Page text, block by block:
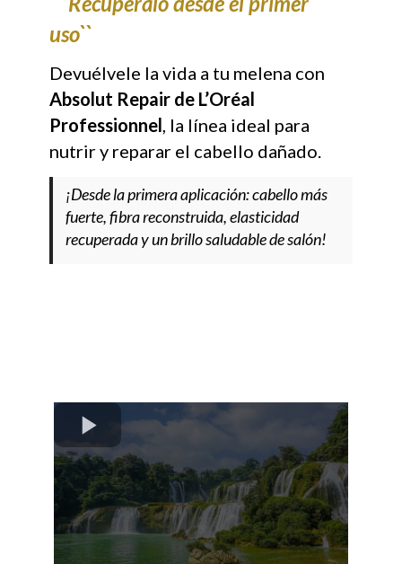
uso``
Devuélvele la vida a tu melena con
Absolut Repair de L’Oréal
Professionnel, la línea ideal para
nutrir y reparar el cabello dañado.
¡Desde la primera aplicación: cabello más
fuerte, fibra reconstruida, elasticidad
recuperada y un brillo saludable de salón!